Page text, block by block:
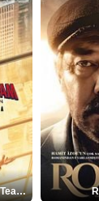
Spider-Man: Brand New Day Teaser